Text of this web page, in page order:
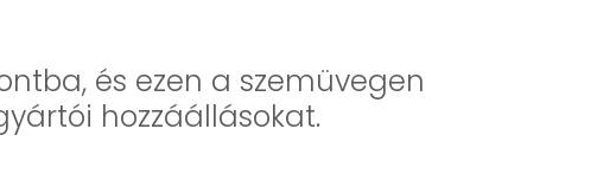
és ezen a szemüvegen
hozzáállásokat.